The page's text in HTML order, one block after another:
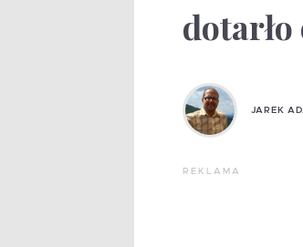
JAREK
REKLAMA